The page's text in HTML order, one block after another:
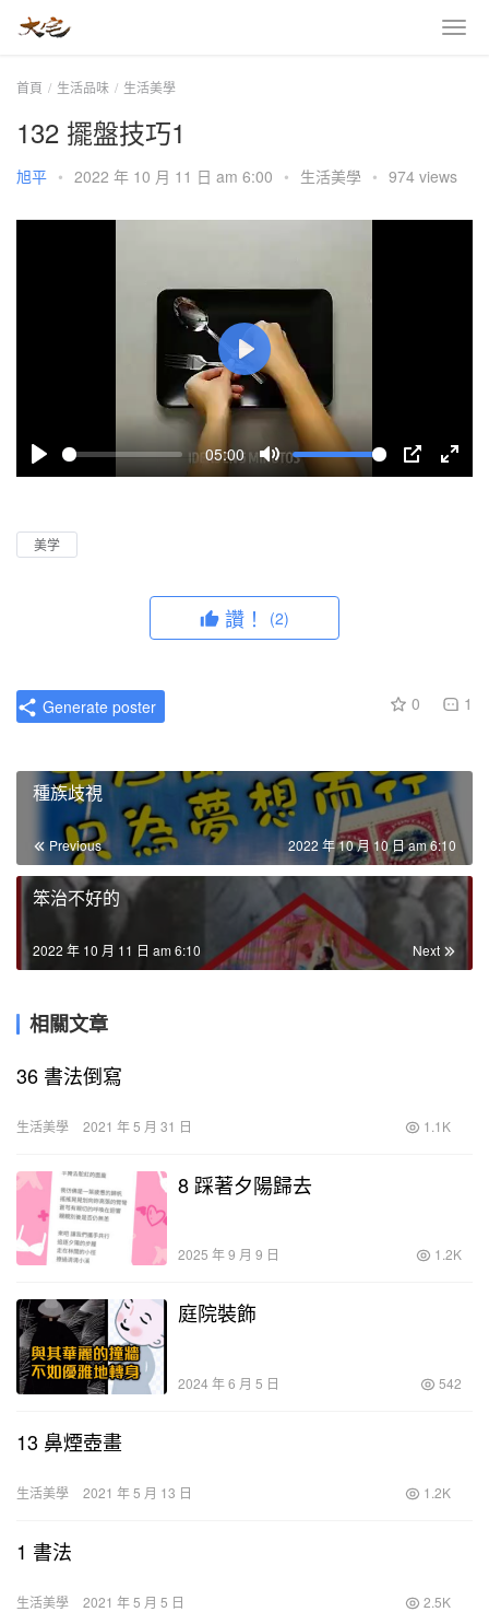
首頁 生活品味 生活美學
132 擺盤技巧1
旭平 • 2022 年 10 月 11 日 am 6:00 • 生活美學 • 974 views
P
a
05:00
M
P
E
l
c
r
e
e
n
P
l
y
美学
讚！ (2)
0 1
Generate poster
種族歧視
Previous 2022 年 10 月 10 日 am 6:10
笨治不好的
Next
2022 年 10 月 11 日 am 6:10
相關文章
36 書法倒寫
生活美學 2021 年 5 月 31 日 1.1K
8 踩著夕陽歸去
2025 年 9 月 9 日 1.2K
庭院裝飾
2024 年 6 月 5 日 542
13 鼻煙壺畫
生活美學 2021 年 5 月 13 日 1.2K
1 書法
生活美學 2021 年 5 月 5 日 2.5K